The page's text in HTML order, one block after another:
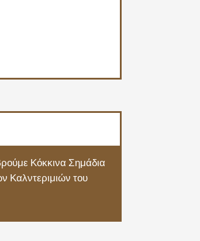
Κόκκινα Σημάδια
Καλντεριμιών του